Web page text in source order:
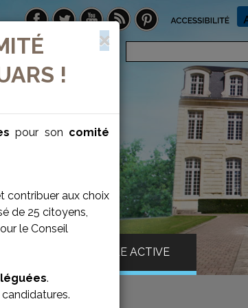
!
pour son comité
contribuer aux choix
de 25 citoyens,
le Conseil
.
VILLE ACTIVE